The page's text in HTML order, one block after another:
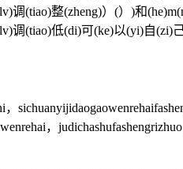
(tiao)整(zheng)）(）)和
调(tiao)低(di)可(ke)以(yi)自
，